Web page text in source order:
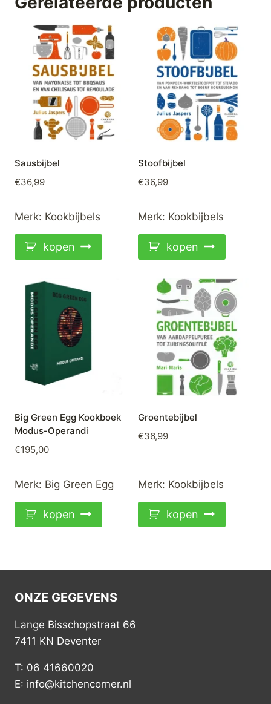
Sausbijbel
€36,99
Merk: Kookbijbels
kopen
Stoofbijbel
€36,99
Merk: Kookbijbels
kopen
Big Green Egg Kookboek
Modus-Operandi
€195,00
Merk: Big Green Egg
kopen
Groentebijbel
€36,99
Merk: Kookbijbels
kopen
ONZE GEGEVENS
Lange Bisschopstraat 66
7411 KN Deventer
T: 06 41660020
E: info@kitchencorner.nl